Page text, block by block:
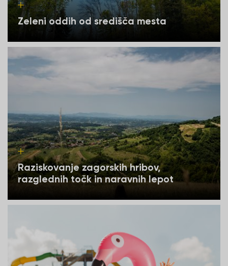
Zeleni oddih od središča mesta
Raziskovanje zagorskih hribov,
razglednih točk in naravnih lepot